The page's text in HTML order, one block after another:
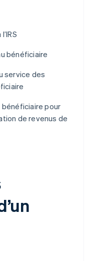
bénéficiaire
service des
bénéficiaire pour
de revenus de